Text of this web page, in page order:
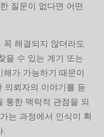
질문이 없다면 어떤
꼭 해결되지 않더라도
을 수 있는 계기 또는
가 가능하기 때문이
의뢰자의 이야기를 듣
통한 맥락적 관점을 되
는 과정에서 인식이 확